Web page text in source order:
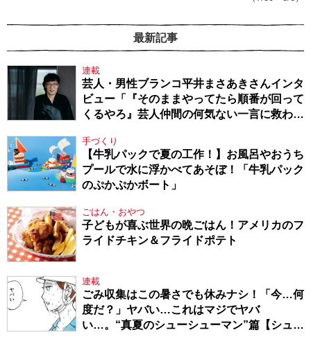
最新記事
連載
芸人・男性ブランコ平井まさあきさんインタ
ビュー「『そのままやってたら順番が回って
くるやろ』芸人仲間の何気ない一言に救われ
手づくり
【牛乳パックで夏の工作！】お風呂やおうち
プールで水に浮かべてあそぼ！「牛乳パック
のぷかぷかボート」
ごはん・おやつ
子どもが喜ぶ世界の晩ごはん！アメリカのフ
ライドチキン＆フライドポテト
連載
ごみ収集はこの暑さでも休みナシ！「今…何
度だ？」ヤバい…これはマジでヤバ
い…。“真夏のシューシューマン”篇【シュー